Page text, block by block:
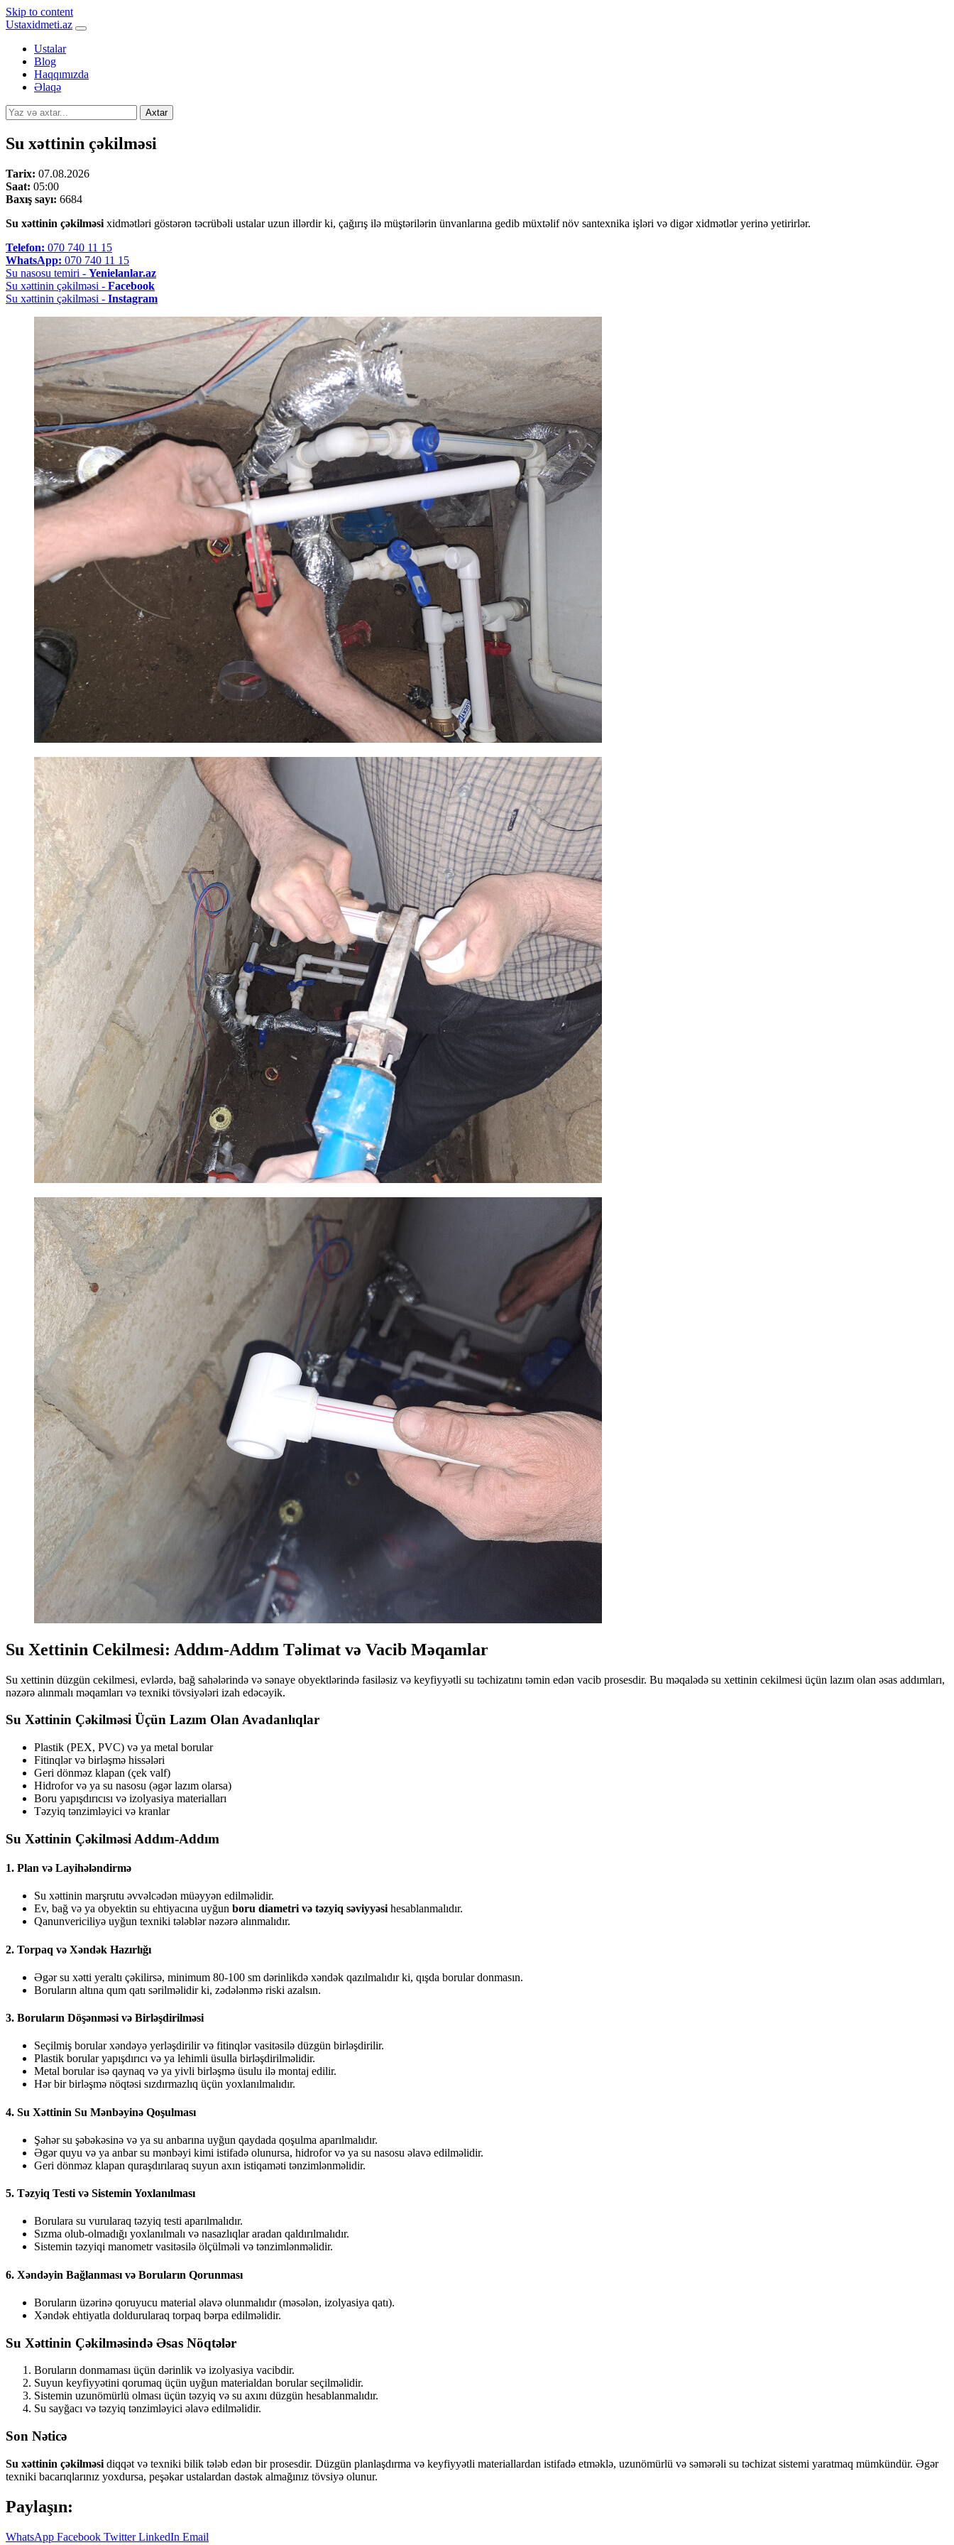
Skip to content
Ustaxidmeti.az
Ustalar
Blog
Haqqımızda
Əlaqə
Axtar
Su xəttinin çəkilməsi
Tarix: 07.08.2026
Saat: 05:00
Baxış sayı: 6684
Su xəttinin çəkilməsi xidmətləri göstərən təcrübəli ustalar uzun illərdir ki, çağırış ilə müştərilərin ünvanlarına gedib müxtəlif növ santexnika işləri və digər xidmətlər yerinə yetirirlər.
Telefon: 070 740 11 15
WhatsApp: 070 740 11 15
Su nasosu temiri - Yenielanlar.az
Su xəttinin çəkilməsi - Facebook
Su xəttinin çəkilməsi - Instagram
Su Xettinin Cekilmesi: Addım-Addım Təlimat və Vacib Məqamlar
Su xettinin düzgün cekilmesi, evlərdə, bağ sahələrində və sənaye obyektlərində fasiləsiz və keyfiyyətli su təchizatını təmin edən vacib prosesdir. Bu məqalədə su xettinin cekilmesi üçün lazım olan əsas addımları,
nəzərə alınmalı məqamları və texniki tövsiyələri izah edəcəyik.
Su Xəttinin Çəkilməsi Üçün Lazım Olan Avadanlıqlar
Plastik (PEX, PVC) və ya metal borular
Fitinqlər və birləşmə hissələri
Geri dönməz klapan (çek valf)
Hidrofor və ya su nasosu (əgər lazım olarsa)
Boru yapışdırıcısı və izolyasiya materialları
Təzyiq tənzimləyici və kranlar
Su Xəttinin Çəkilməsi Addım-Addım
1. Plan və Layihələndirmə
Su xəttinin marşrutu əvvəlcədən müəyyən edilməlidir.
Ev, bağ və ya obyektin su ehtiyacına uyğun boru diametri və təzyiq səviyyəsi hesablanmalıdır.
Qanunvericiliyə uyğun texniki tələblər nəzərə alınmalıdır.
2. Torpaq və Xəndək Hazırlığı
Əgər su xətti yeraltı çəkilirsə, minimum 80-100 sm dərinlikdə xəndək qazılmalıdır ki, qışda borular donmasın.
Boruların altına qum qatı sərilməlidir ki, zədələnmə riski azalsın.
3. Boruların Döşənməsi və Birləşdirilməsi
Seçilmiş borular xəndəyə yerləşdirilir və fitinqlər vasitəsilə düzgün birləşdirilir.
Plastik borular yapışdırıcı və ya lehimli üsulla birləşdirilməlidir.
Metal borular isə qaynaq və ya yivli birləşmə üsulu ilə montaj edilir.
Hər bir birləşmə nöqtəsi sızdırmazlıq üçün yoxlanılmalıdır.
4. Su Xəttinin Su Mənbəyinə Qoşulması
Şəhər su şəbəkəsinə və ya su anbarına uyğun qaydada qoşulma aparılmalıdır.
Əgər quyu və ya anbar su mənbəyi kimi istifadə olunursa, hidrofor və ya su nasosu əlavə edilməlidir.
Geri dönməz klapan quraşdırılaraq suyun axın istiqaməti tənzimlənməlidir.
5. Təzyiq Testi və Sistemin Yoxlanılması
Borulara su vurularaq təzyiq testi aparılmalıdır.
Sızma olub-olmadığı yoxlanılmalı və nasazlıqlar aradan qaldırılmalıdır.
Sistemin təzyiqi manometr vasitəsilə ölçülməli və tənzimlənməlidir.
6. Xəndəyin Bağlanması və Boruların Qorunması
Boruların üzərinə qoruyucu material əlavə olunmalıdır (məsələn, izolyasiya qatı).
Xəndək ehtiyatla doldurularaq torpaq bərpa edilməlidir.
Su Xəttinin Çəkilməsində Əsas Nöqtələr
Boruların donmaması üçün dərinlik və izolyasiya vacibdir.
Suyun keyfiyyətini qorumaq üçün uyğun materialdan borular seçilməlidir.
Sistemin uzunömürlü olması üçün təzyiq və su axını düzgün hesablanmalıdır.
Su sayğacı və təzyiq tənzimləyici əlavə edilməlidir.
Son Nəticə
Su xəttinin çəkilməsi diqqət və texniki bilik tələb edən bir prosesdir. Düzgün planlaşdırma və keyfiyyətli materiallardan istifadə etməklə, uzunömürlü və səmərəli su təchizat sistemi yaratmaq mümkündür. Əgər
texniki bacarıqlarınız yoxdursa, peşəkar ustalardan dəstək almağınız tövsiyə olunur.
Paylaşın:
WhatsApp Facebook TwitterLinkedIn Email